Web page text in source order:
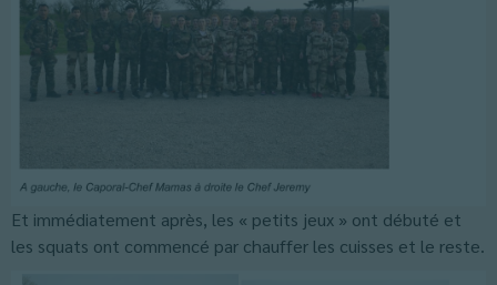
Et immédiatement après, les « petits jeux » ont débuté et
les squats ont commencé par chauffer les cuisses et le reste.